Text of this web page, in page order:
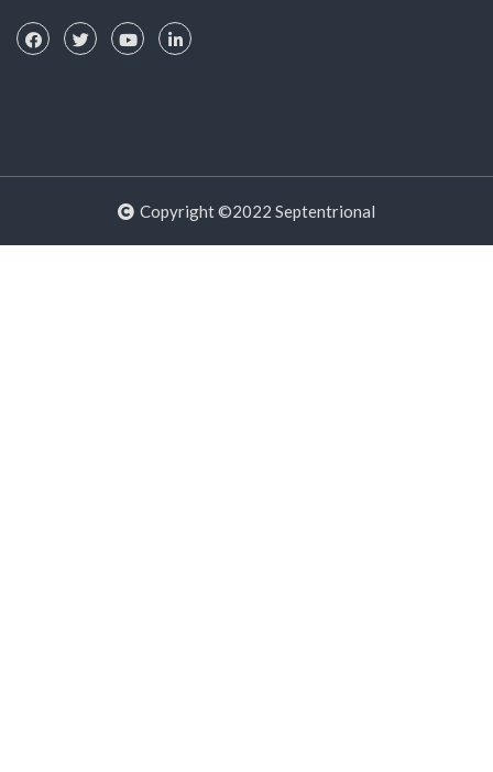
Copyright ©2022 Septentrional